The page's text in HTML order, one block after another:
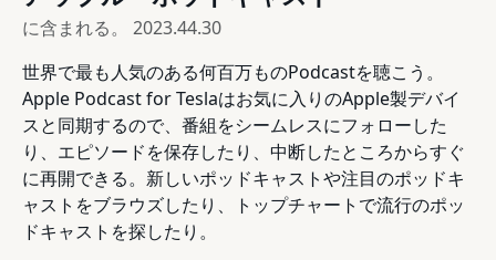
に含まれる。 2023.44.30
世界で最も人気のある何百万ものPodcastを聴こう。
Apple Podcast for Teslaはお気に入りのApple製デバイ
スと同期するので、番組をシームレスにフォローした
り、エピソードを保存したり、中断したところからすぐ
に再開できる。新しいポッドキャストや注目のポッドキ
ャストをブラウズしたり、トップチャートで流行のポッ
ドキャストを探したり。